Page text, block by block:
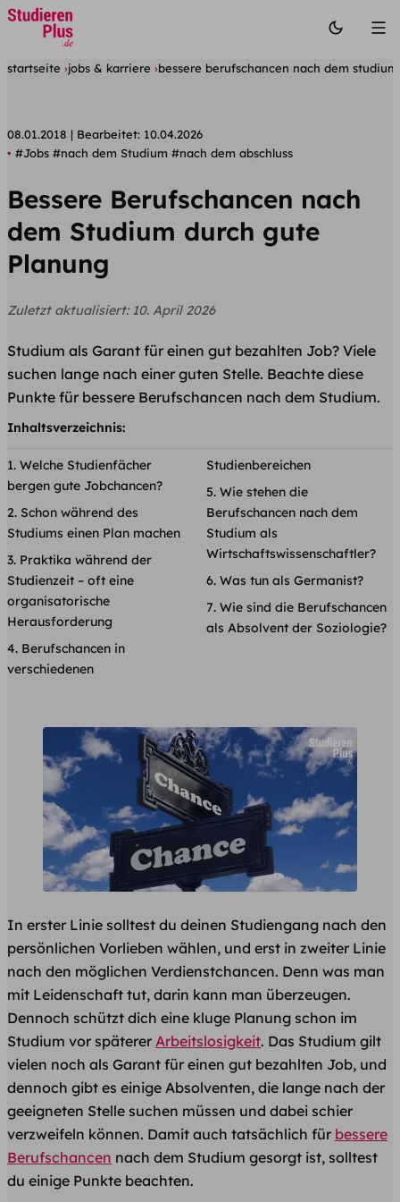
startseite jobs & karriere bessere berufschancen nach dem
08.01.2018 Bearbeitet: 10.04.2026
#Jobs #nach dem Studium #nach dem abschluss
Bessere Berufschancen nach
dem Studium durch gute
Planung
Zuletzt aktualisiert: 10. April 2026
Studium als Garant für einen gut bezahlten Job? Viele
suchen lange nach einer guten Stelle. Beachte diese
Punkte für bessere Berufschancen nach dem Studium.
Inhaltsverzeichnis:
Welche Studienfächer
bergen gute Jobchancen?
Schon während des
Studiums einen Plan machen
Praktika während der
Studienzeit – oft eine
organisatorische
Herausforderung
Berufschancen in
verschiedenen
Studienbereichen
Wie stehen die
Berufschancen nach dem
Studium als
Wirtschaftswissenschaftler?
Was tun als Germanist?
Wie sind die Berufschancen
als Absolvent der Soziologie?
In erster Linie solltest du deinen Studiengang nach den
persönlichen Vorlieben wählen, und erst in zweiter Linie
nach den möglichen Verdienstchancen. Denn was man
mit Leidenschaft tut, darin kann man überzeugen.
Dennoch schützt dich eine kluge Planung schon im
Studium vor späterer Arbeitslosigkeit. Das Studium gilt
vielen noch als Garant für einen gut bezahlten Job, und
dennoch gibt es einige Absolventen, die lange nach der
geeigneten Stelle suchen müssen und dabei schier
verzweifeln können. Damit auch tatsächlich für bessere
Berufschancen nach dem Studium gesorgt ist, solltest
du einige Punkte beachten.